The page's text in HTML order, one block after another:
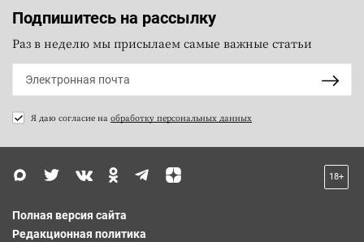
Подпишитесь на рассылку
Раз в неделю мы присылаем самые важные статьи
Я даю согласие на обработку персональных данных
18+
Полная версия сайта
Редакционная политика